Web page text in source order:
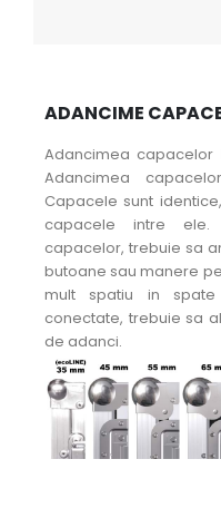
ADANCIME
Adancimea
Adancimea
Capacele sunt
capacele intre ele.
capacelor, trebuie sa
butoane sau manere
mult spatiu in
conectate, trebuie sa
de adanci.